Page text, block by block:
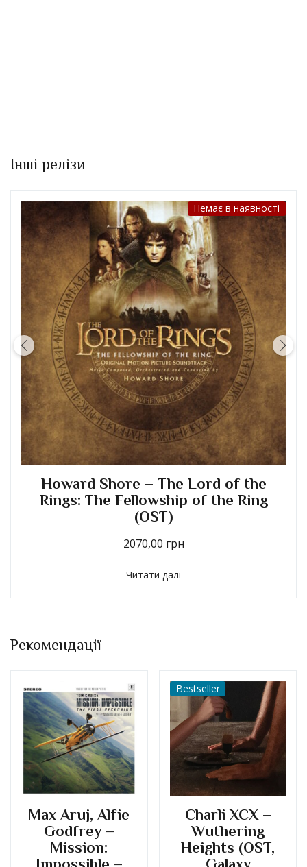
Інші релізи
Немає в наявності
Howard Shore – The Lord of the
Rings: the Return of the King (OST)
2080,00 грн
Рекомендації
Max Aruj, Alfie
Godfrey –
Mission:
Bestseller
Charli XCX –
Wuthering
Heights (OST,